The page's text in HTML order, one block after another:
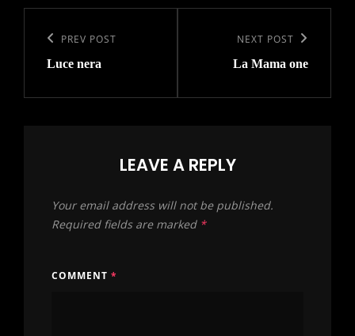
navigation
Previous
Post
PREV POST
Luce nera
NEXT POST
La Mama one
LEAVE A REPLY
Your email address will not be published.
Required fields are marked *
COMMENT *